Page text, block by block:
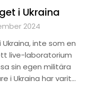
i Ukraina
2024
inte som en
live-laboratorium
sin egen militära
i Ukraina har varit…